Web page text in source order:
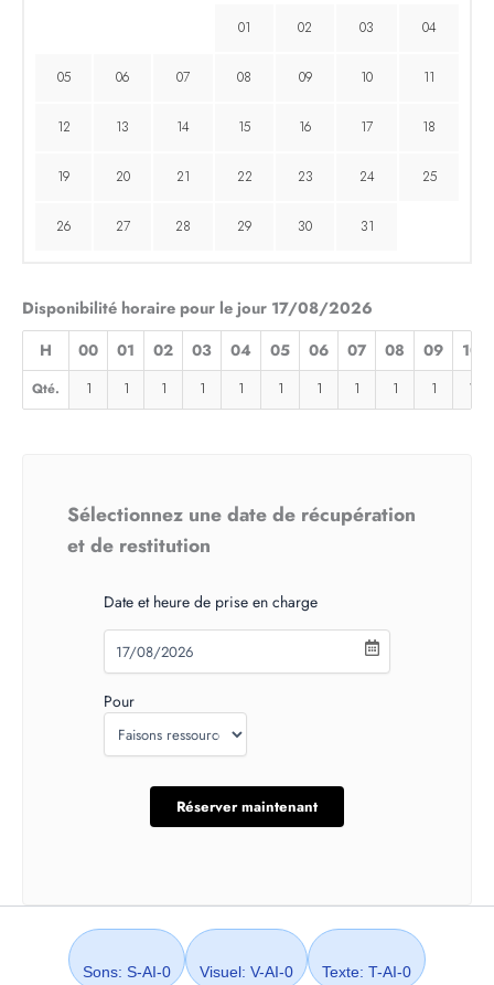
01 02 03 04
05 06 07 08 09 10 11
12 13 14 15 16 17 18
19 20 21 22 23 24 25
26 27 28 29 30 31
Disponibilité horaire pour le jour 17/08/2026
H 00 01 02 03 04 05 06 07 08 09 10
Qté. 1 1 1 1 1 1 1 1 1 1 1
Sélectionnez une date de récupération
et de restitution
Date et heure de prise en charge
Pour
Sons: S-AI-0 Visuel: V-AI-0 Texte: T-AI-0